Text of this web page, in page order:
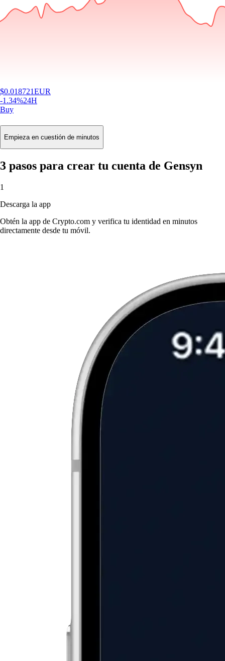
$0.018721EUR
-1.34%24H
Buy
Empieza en cuestión de minutos
3 pasos para crear tu cuenta de Gensyn
1
Descarga la app
Obtén la app de Crypto.com y verifica tu identidad en minutos
directamente desde tu móvil.